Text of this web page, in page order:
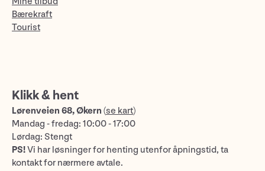
Bærekraft
Tourist
Klikk & hent
Lørenveien 68, Økern (se kart)
Mandag - fredag: 10:00 - 17:00
Lørdag: Stengt
PS!Vi har løsninger for henting utenfor åpningstid, ta
kontakt for nærmere avtale.